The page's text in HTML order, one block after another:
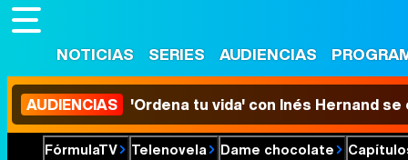
NOTICIAS SERIES AUDIENCIAS
AUDIENCIAS 'Ordena tu vida' con Inés Hernand
FórmulaTV Telenovela Dame chocolate